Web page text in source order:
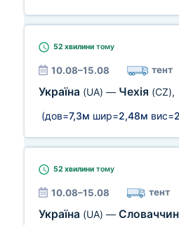
52 хвилини тому
10.08–15.08 тент
Україна (UA) — Чехія (CZ),
(дов=7,3м шир=2,48м вис=
52 хвилини тому
10.08–15.08 тент
Україна (UA) —